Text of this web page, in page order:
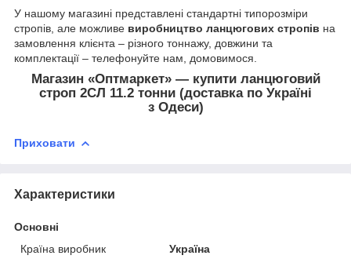
У нашому магазині представлені стандартні типорозміри
стропів, але можливе виробництво ланцюгових стропів на
замовлення клієнта – різного тоннажу, довжини та
комплектації – телефонуйте нам, домовимося.
Магазин «Оптмаркет» — купити ланцюговий
строп 2СЛ 11.2 тонни (доставка по Україні
з Одеси)
Приховати
Характеристики
Основні
Країна виробник
Україна